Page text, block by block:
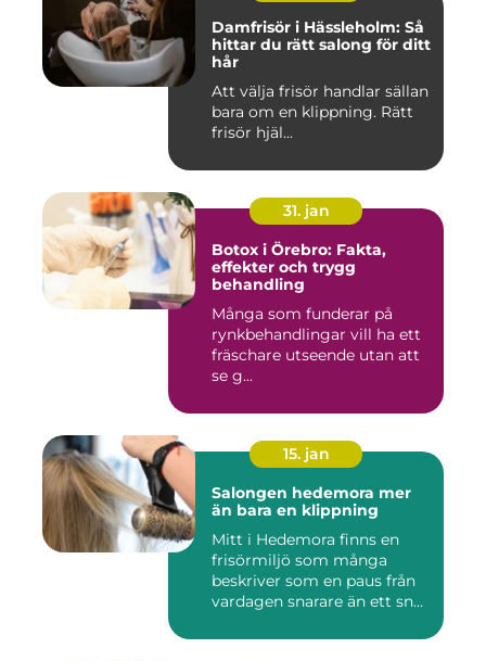
Damfrisör i Hässleholm: Så
hittar du rätt salong för ditt
hår
Att välja frisör handlar sällan
bara om en klippning. Rätt
frisör hjäl...
31. jan
Botox i Örebro: Fakta,
effekter och trygg
behandling
Många som funderar på
rynkbehandlingar vill ha ett
fräschare utseende utan att
se g...
15. jan
Salongen hedemora mer
än bara en klippning
Mitt i Hedemora finns en
frisörmiljö som många
beskriver som en paus från
vardagen snarare än ett sn...